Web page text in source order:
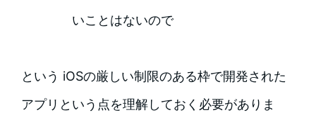
いことはないので
という iOSの厳しい制限のある枠で開発された
アプリという点を理解しておく必要がありま